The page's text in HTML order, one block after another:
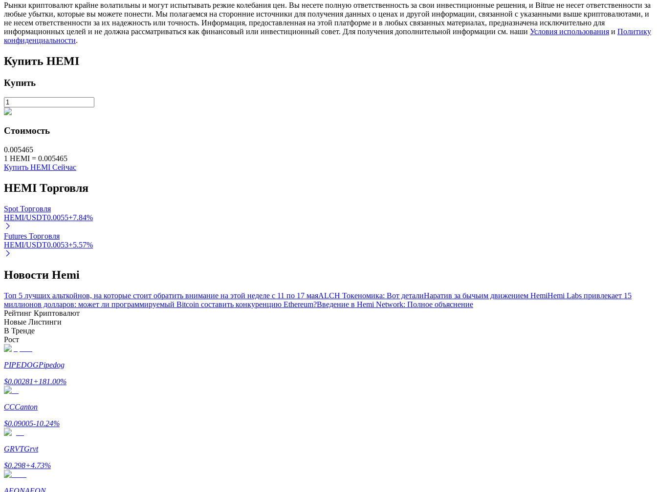
Высокая прибыль и мгновенный доступ
Launchpool
Гибкая ставка для заработка популярных токенов
Блокировки BTR
Эксклюзивные инвестиции для владельцев BTR
Кредиты
Сервис заимствований, обеспеченных криптовалютой
Рынки криптовалют крайне волатильны и могут испытывать резкие колебания цен. Вы несете полную ответственность за свои инвестиционные решения, и Bitrue не несет ответственности за
любые убытки, которые вы можете понести. Мы полагаемся на сторонние источники для получения данных о ценах и другой информации, связанной с указанными выше криптовалютами, и
не несем ответственности за их надежность или точность. Информация, предоставленная на этой платформе и в любых связанных материалах, предназначена исключительно для
информационных целей и не должна рассматриваться как финансовый или инвестиционный совет. Для получения дополнительной информации см. наши Условия использования и Политику
конфиденциальности.
Купить HEMI
Купить
Стоимость
0.005465
1 HEMI = 0.005465
Купить HEMI Сейчас
HEMI Торговля
Spot Торговля
HEMI/USDT0.0055+7.84%
Futures Торговля
HEMI/USDT0.0053+5.57%
Новости Hemi
Топ 5 лучших альткойнов, на которые стоит обратить внимание на этой неделе с 11 по 17 маяALCH Токеномика: Вот деталиНаратив за бычьим движением HemiHemi Labs привлекает 15
миллионов долларов: может ли программируемый Bitcoin составить конкуренцию Ethereum?Введение в Hemi Network: Полное объяснение
Рейтинг Криптовалют
Новые Листинги
В Тренде
Рост
PIPEDOGPipedog
$0.00281+181.00%
CCCanton
$0.09005-10.24%
GRVTGrvt
$0.298+4.73%